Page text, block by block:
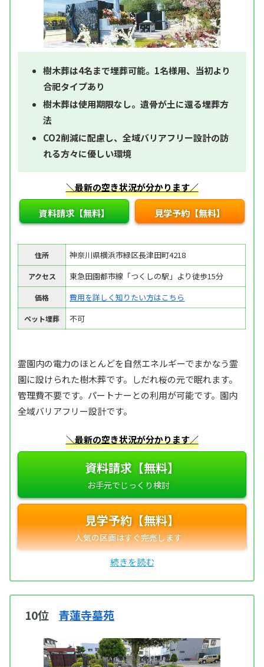
樹木葬は4名まで埋葬可能。1名様用、当初より
合祀タイプあり
樹木葬は使用期限なし。遺骨が土に還る埋葬方
法
CO2削減に配慮し、全域バリアフリー設計の訪
れる方々に優しい環境
＼最新の空き状況が分かります／
資料請求【無料】 見学予約【無料】
住所 神奈川県横浜市緑区長津田町4218
アクセス 東急田園都市線「つくしの駅」より徒歩15分
価格 費用を詳しく知りたい方はこちら
ペット埋葬 不可
霊園内の電力のほとんどを自然エネルギーでまかなう霊
園に設けられた樹木葬です。しだれ桜の元で眠れます。
管理費不要です。パートナーとの利用が可能です。園内
全域バリアフリー設計です。
＼最新の空き状況が分かります／
資料請求【無料】
見学予約【無料】
10位 青蓮寺墓苑